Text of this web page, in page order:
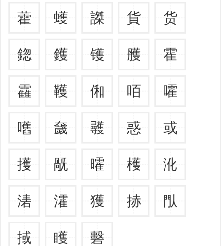
藿 蠖 謋 貨 货
鍃 鑊 镬 雘 霍
靃 韄 俰 咟 嚯
嚿 奯 彠 惑 或
擭 旤 曤 檴 沎
湱 瀖 獲 捇 閄
掝 矆 礊